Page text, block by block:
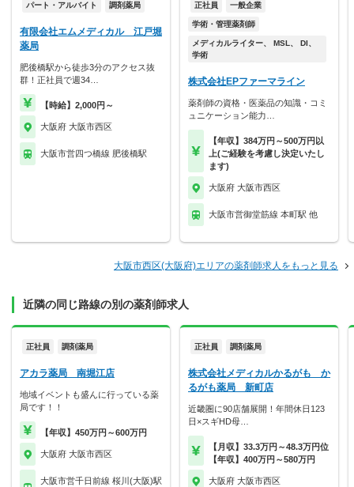
パート・アルバイト 調剤薬局
有限会社エムメディカル 江戸堀
薬局
肥後橋駅から徒歩3分のアクセス抜
群！正社員で週34…
【時給】2,000円～
大阪府 大阪市西区
大阪市営四つ橋線 肥後橋駅
正社員 一般企業
学術・管理薬剤師
メディカルライター、 MSL、 DI、
学術
株式会社EPファーマライン
薬剤師の資格・医薬品の知識・コミ
ュニケーション能力…
【年収】384万円～500万円以
上(ご経験を考慮し決定いたし
ます)
大阪府 大阪市西区
大阪市営御堂筋線 本町駅 他
大阪市西区(大阪府)エリアの薬剤師求人をもっと見る
近隣の同じ路線の別の薬剤師求人
正社員 調剤薬局
アカラ薬局 南堀江店
地域イベントも盛んに行っている薬
局です！！
【年収】450万円～600万円
大阪府 大阪市西区
大阪市営千日前線 桜川(大阪)駅
正社員 調剤薬局
株式会社メディカルかるがも か
るがも薬局 新町店
近畿圏に90店舗展開！年間休日123
日×スギHD母…
【月収】33.3万円～48.3万円位
【年収】400万円～580万円
大阪府 大阪市西区